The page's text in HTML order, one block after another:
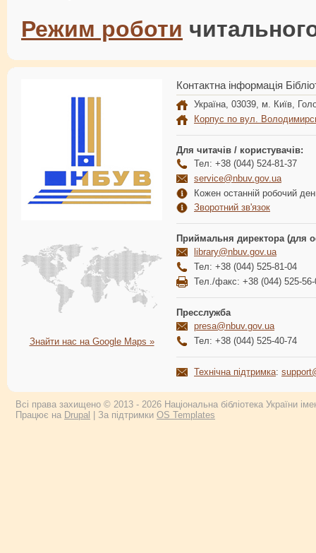
Режим роботи
Знайти нас на Google Maps »
Контактна інформація
Україна, 03039, м. Київ,
Корпус по вул.
Для читачів / користувачів:
Тел: +38 (044) 524-81-37
service@nbuv.gov.ua
Кожен останній робочий
Зворотний зв'язок
Приймальня директора (для
library@nbuv.gov.ua
Тел: +38 (044) 525-81-04
Тел./факс: +38 (044) 525-56-
Пресслужба
presa@nbuv.gov.ua
Тел: +38 (044) 525-40-74
Технічна підтримка:
Всі права захищено © 2013 - 2026 Національна бібліотека України
Працює на Drupal | За підтримки OS Templates